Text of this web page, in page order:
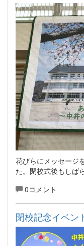
花びらにメッセージ
た。閉校式後もしば
0コメント
閉校記念イベン